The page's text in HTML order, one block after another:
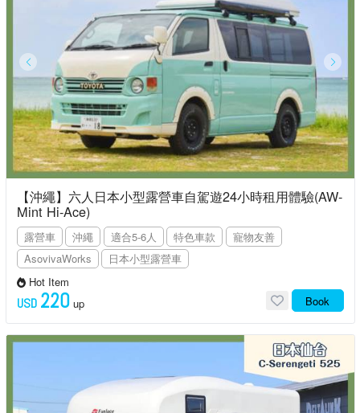
【沖繩】六人日本小型露營車自駕遊24小時租用體驗(AW-
Mint Hi-Ace)
露營車 沖繩 適合5-6人 特色車款
寵物友善
AsovivaWorks
日本小型露營車
Hot Item
USD 220 up Book